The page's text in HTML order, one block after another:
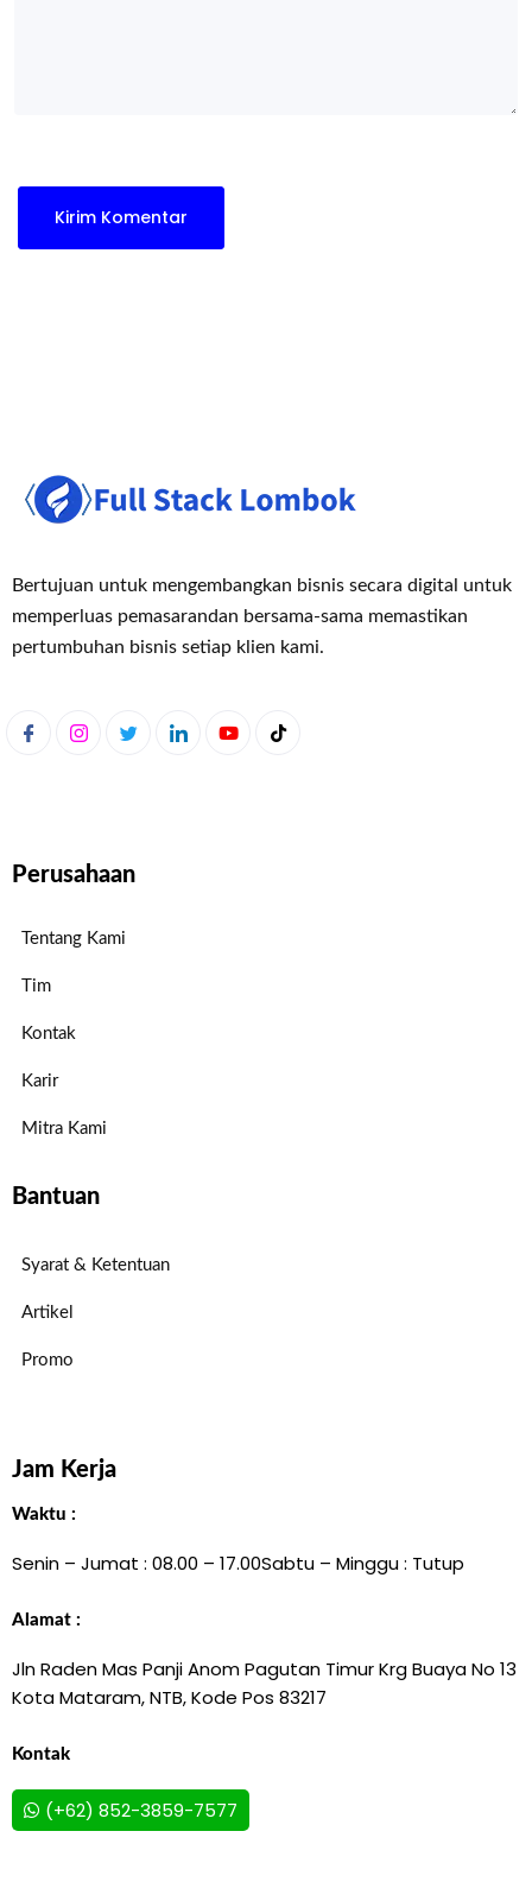
Bertujuan untuk mengembangkan bisnis secara digital untuk
memperluas pemasarandan bersama-sama memastikan
pertumbuhan bisnis setiap klien kami.
Perusahaan
Tentang Kami
Tim
Kontak
Karir
Mitra Kami
Bantuan
Syarat & Ketentuan
Artikel
Promo
Jam Kerja
Waktu :
Senin – Jumat : 08.00 – 17.00Sabtu – Minggu : Tutup
Alamat :
Jln Raden Mas Panji Anom Pagutan Timur Krg Buaya No 13
Kota Mataram, NTB, Kode Pos 83217
Kontak
(+62) 852-3859-7577